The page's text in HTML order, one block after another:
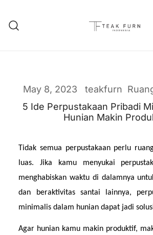
May 8, 2023 teakfurn
5 Ide Perpustakaan Pribadi
Hunian Makin
Tidak semua perpustakaan perlu
luas. Jika kamu menyukai
menghabiskan waktu di dalamnya
dan beraktivitas santai lainnya,
minimalis dalam hunian dapat jadi
Agar hunian kamu makin produktif,